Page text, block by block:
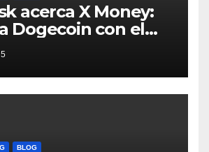
acerca X Money:
Dogecoin con el
nativo? #Cripto
BLOG